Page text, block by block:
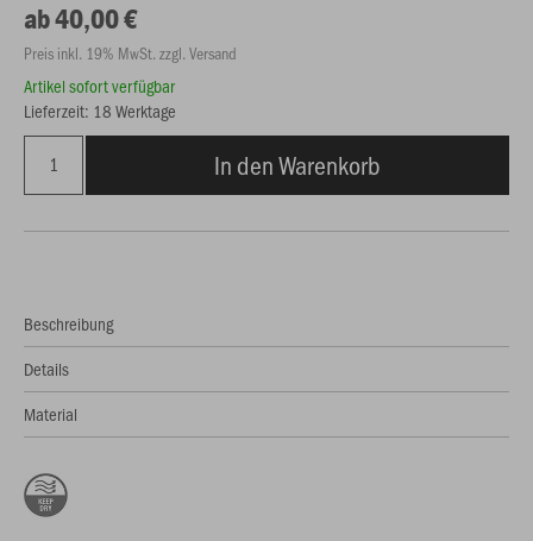
ab 40,00 €
Preis inkl. 19% MwSt. zzgl. Versand
Artikel sofort verfügbar
Lieferzeit: 18 Werktage
In den Warenkorb
Beschreibung
Details
Material